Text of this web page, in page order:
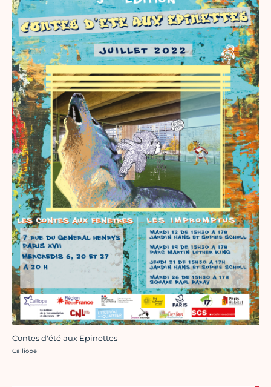
Contes d'été aux Epinettes
Crédit photo :
Calliope